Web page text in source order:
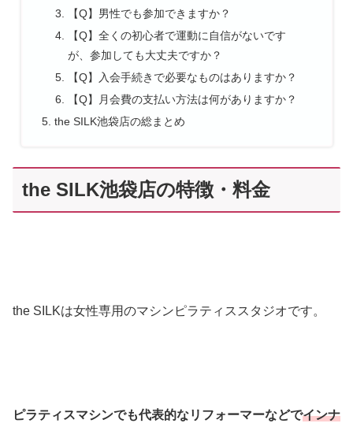
【Q】男性でも参加できますか？
【Q】全くの初心者で運動に自信がないです
が、参加しても大丈夫ですか？
【Q】入会手続きで必要なものはありますか？
【Q】月会費の支払い方法は何がありますか？
the SILK池袋店の総まとめ
the SILK池袋店の特徴・料金
the SILKは女性専用のマシンピラティススタジオです。
ピラティスマシンでも代表的なリフォーマーなどでインナ